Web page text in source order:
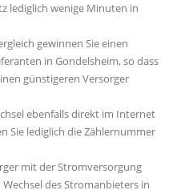
lediglich wenige Minuten in
gewinnen Sie einen
in Gondelsheim, so dass
günstigeren Versorger
ebenfalls direkt im Internet
Sie lediglich die Zählernummer
mit der Stromversorgung
des Stromanbieters in